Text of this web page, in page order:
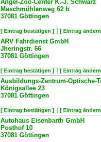
Angel-Zoo-Center K.-J. Schwarz
Maschmühlenweg 62 b
37081 Göttingen
[ Eintrag bestätigen ] [ Eintrag
ARV Fahrdienst GmbH
Jheringstr. 66
37081 Göttingen
[ Eintrag bestätigen ] [ Eintrag
Ausbildungs-Zentrum-Optische-
Königsallee 23
37081 Göttingen
[ Eintrag bestätigen ] [ Eintrag
Autohaus Eisenbarth GmbH
Posthof 10
37081 Göttingen